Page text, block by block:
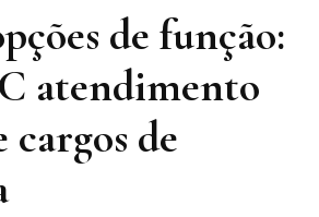
de função:
atendimento
cargos de